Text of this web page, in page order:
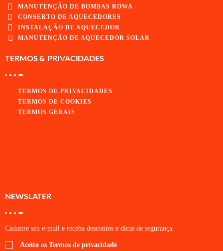
MANUTENÇÃO DE BOMBAS ROWA
CONSERTO DE AQUECEDORES
INSTALAÇÃO DE AQUECEDOR
MANUTENÇÃO DE AQUECEDOR SOLAR
TERMOS & PRIVACIDADES
TERMOS DE PRIVACIDADES
TERMOS DE COOKIES
TERMOS GERAIS
NEWSLATER
Cadastre seu e-mail e receba descontos e dicas de segurança.
Aceito os Termos de privacidade